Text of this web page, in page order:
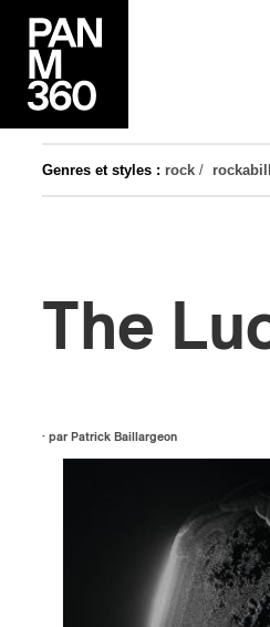
Genres et styles : rock /
The
· par Patrick Baillargeon